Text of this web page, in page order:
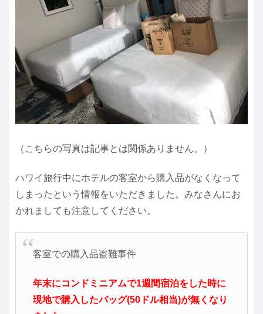
（こちらの写真は記事とは関係ありません。）
ハワイ旅行中にホテルの客室から購入品がなくなって
しまったという情報をいただきました。みなさんにお
かれましても注意してください。
客室での購入品盗難事件
年末にコンドミニアムで1週間宿泊をした時に
現地で購入したバッグ(50ドル相当)が無くなり